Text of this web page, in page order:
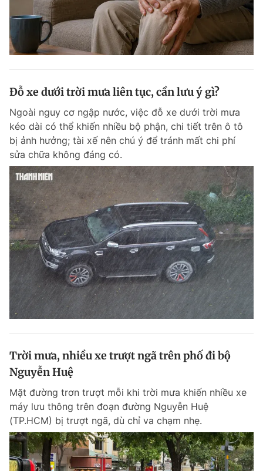
Sản phẩm khác
Tiện ích Bạn cần biết
Thông tin tòa soạn Liên hệ quảng cáo
Đọc Thanh Niên trên điện thoại
Theo dõi báo trên
Hotline
0906 645 777
Liên hệ quảng cáo
0908 780 404
Tổng biên tập: Nguyễn Ngọc Toàn
Phó tổng biên tập thường trực: Hải Thành
Phó tổng biên tập: Lâm Hiếu Dũng
Phó tổng biên tập: Trần Việt Hưng
Tổng thư ký tòa soạn: Đức Trung
Giấy phép xuất bản số 110/GP - BTTTT cấp ngày 24.3.2020
© 2003-2026 Bản quyền thuộc về Báo Thanh Niên. Cấm sao chép
dưới mọi hình thức nếu không có sự chấp thuận bằng văn bản.
Phát triển bởi ePi Technologies, JSC.
Đỗ xe dưới trời mưa liên tục, cần lưu ý gì?
Ngoài nguy cơ ngập nước, việc đỗ xe dưới trời mưa
kéo dài có thể khiến nhiều bộ phận, chi tiết trên ô tô
bị ảnh hưởng; tài xế nên chú ý để tránh mất chi phí
sửa chữa không đáng có.
Trời mưa, nhiều xe trượt ngã trên phố đi bộ
Nguyễn Huệ
Mặt đường trơn trượt mỗi khi trời mưa khiến nhiều xe
máy lưu thông trên đoạn đường Nguyễn Huệ
(TP.HCM) bị trượt ngã, dù chỉ va chạm nhẹ.